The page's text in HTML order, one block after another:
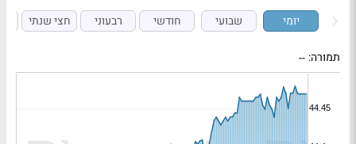
יומי שבועי חודשי רבעוני חצי שנתי
תמורה: --